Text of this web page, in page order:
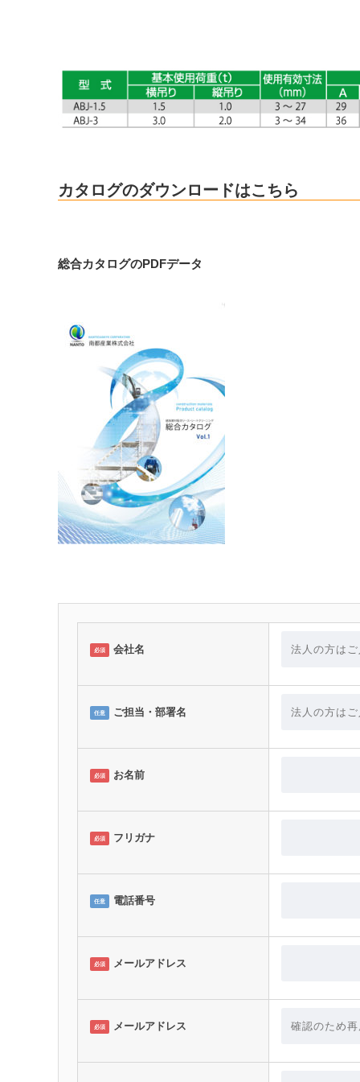
カタログのダウンロードはこちら
総合カタログのPDFデータ
必須 会社名
任意 ご担当・部署名
必須 お名前
必須 フリガナ
任意 電話番号
必須 メールアドレス
必須 メールアドレス